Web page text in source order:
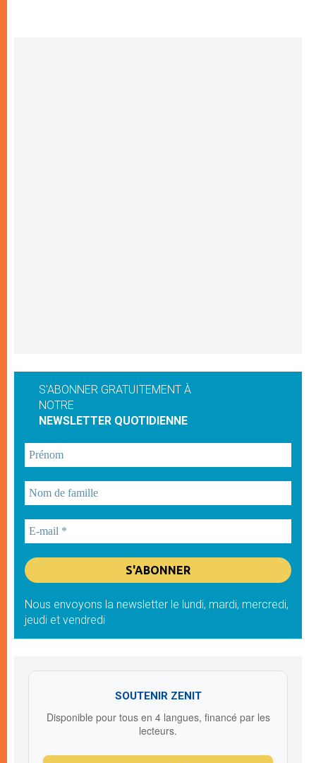
S'ABONNER GRATUITEMENT À
NOTRE
NEWSLETTER QUOTIDIENNE
Nous envoyons la newsletter le lundi, mardi, mercredi,
jeudi et vendredi
SOUTENIR ZENIT
Disponible pour tous en 4 langues, financé par les
lecteurs.